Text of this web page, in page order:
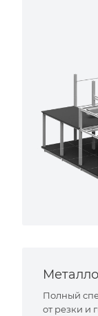
Полный
от резки и